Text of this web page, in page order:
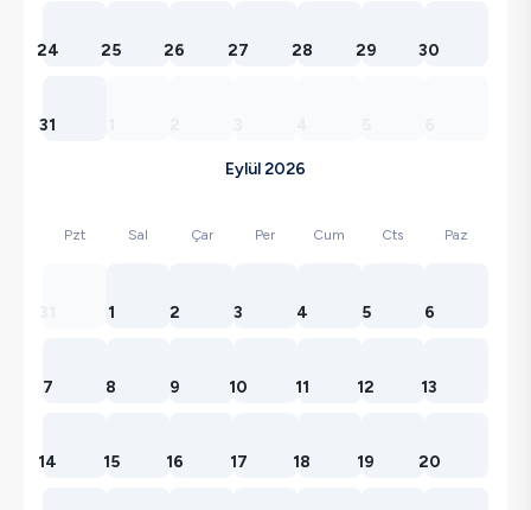
24 25 26 27 28 29 30
31
Eylül 2026
Pzt Sal Çar Per Cum Cts Paz
1 2 3 4 5 6
7 8 9 10 11 12 13
14 15 16 17 18 19 20